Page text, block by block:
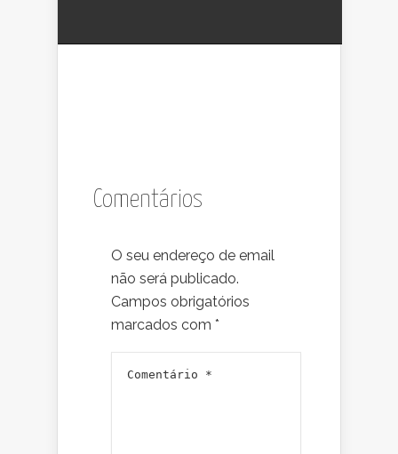
Comentários
O seu endereço de email
não será publicado.
Campos obrigatórios
marcados com *